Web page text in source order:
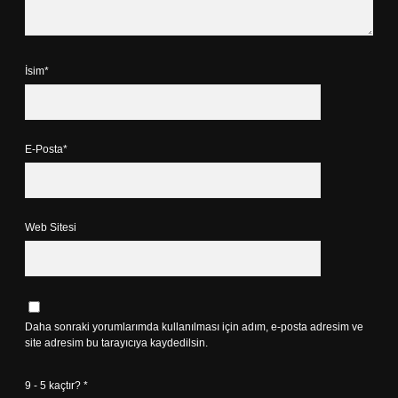
İsim*
E-Posta*
Web Sitesi
Daha sonraki yorumlarımda kullanılması için adım, e-posta adresim ve
site adresim bu tarayıcıya kaydedilsin.
9 - 5 kaçtır? *